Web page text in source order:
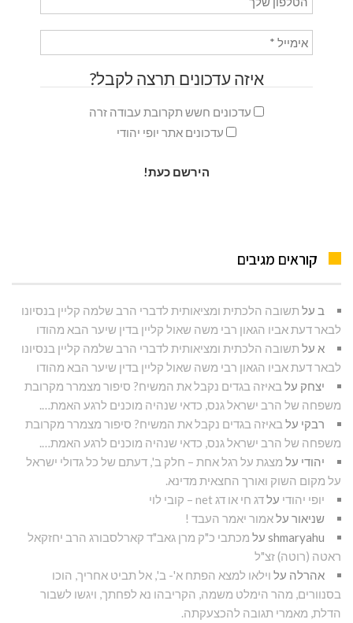
איזה עדכונים תרצה לקבל?
עדכונים חשש תקרובת עבודה זרה
עדכונים אתר יופי יהודי
קוראים מגיבים
ב על תשובה הלכתית ומציאותית לדברי הרב שלמה קליין בנסיונו
לבאר דעת אביו הגאון רבי משה שאול קליין בדין שיער הבא מהודו
א על תשובה הלכתית ומציאותית לדברי הרב שלמה קליין בנסיונו
לבאר דעת אביו הגאון רבי משה שאול קליין בדין שיער הבא מהודו
יצחק על באיזה בגדים נקבל את המשיח? סיפור מצמרר מקרובת
משפחה של הרב ישראל גנס, כדאי שנהיה מוכנים לרגע האמת….
רבקי על באיזה בגדים נקבל את המשיח? סיפור מצמרר מקרובת
משפחה של הרב ישראל גנס, כדאי שנהיה מוכנים לרגע האמת….
יהודי על מצגת על רגל אחת – חלק ב', דעתם של כל גדולי ישראל
על מקום השוק ואורך החצאית מדינא.
יופי יהודי עלדג חי או דג net – קובי לוי
שניאור עלאמור יאמר העבד !
shmaryahu על מכתבי כ"ק מרן גאב"ד קארלסבורג הרב יחזקאל
ראטה (רוטה) זצ"ל
אהרלה על וילאו למצא הפתח א'- ב', אל תביט אחריך, הוכו
בסנוורים, מהר הימלט משמה, הקריבהו נא לפחתך, ויגשו לשבור
הדלת, מאמרי תגובה להכצעקתה.